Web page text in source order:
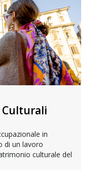
Culturali
in
di un lavoro
culturale del